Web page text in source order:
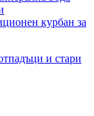
курбан за
и стари